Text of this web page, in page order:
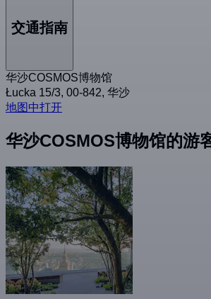
交通指南
华沙COSMOS博物馆
Łucka 15/3, 00-842, 华沙
地图中打开
华沙COSMOS博物馆的游